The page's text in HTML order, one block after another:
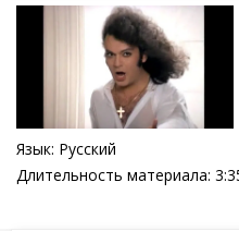
Язык: Русский
Длительность материала: